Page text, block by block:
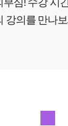
심! 수강 시
강의를 만나